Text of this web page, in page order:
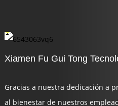
Xiamen Fu Gui Tong
Gracias a nuestra dedicación a
al bienestar de nuestros